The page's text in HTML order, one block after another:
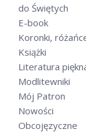
do Świętych
E-book
Koronki,
Książki
Literatura
Modlitewniki
Mój Patron
Nowości
Obcojęzyczne